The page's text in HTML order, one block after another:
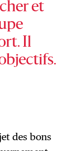
et
Il
des bons